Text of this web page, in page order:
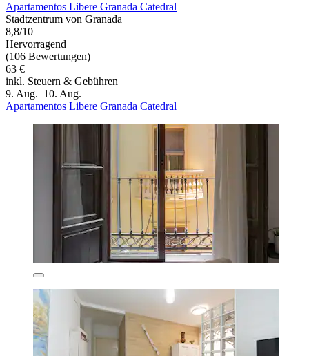
Apartamentos Libere Granada Catedral
Stadtzentrum von Granada
8,8/10
Hervorragend
(106 Bewertungen)
63 €
inkl. Steuern & Gebühren
9. Aug.–10. Aug.
Apartamentos Libere Granada Catedral